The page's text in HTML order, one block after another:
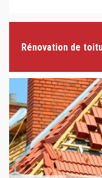
Rénovation de